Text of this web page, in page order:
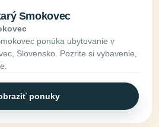
Smokovec
ponúka ubytovanie v
Slovensko. Pozrite si vybavenie,
ponuky